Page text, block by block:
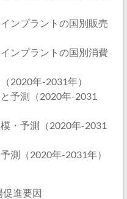
ンプラントの国別販売
ンプラントの国別消費
2020年-2031年）
予測（2020年-2031
・予測（2020年-2031
測（2020年-2031年）
促進要因